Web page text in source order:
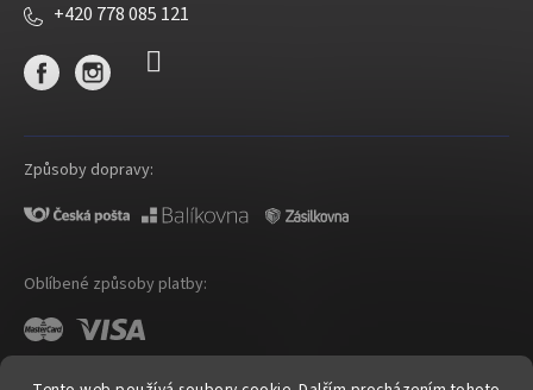
+420 778 085 121
Způsoby dopravy:
Oblíbené způsoby platby: